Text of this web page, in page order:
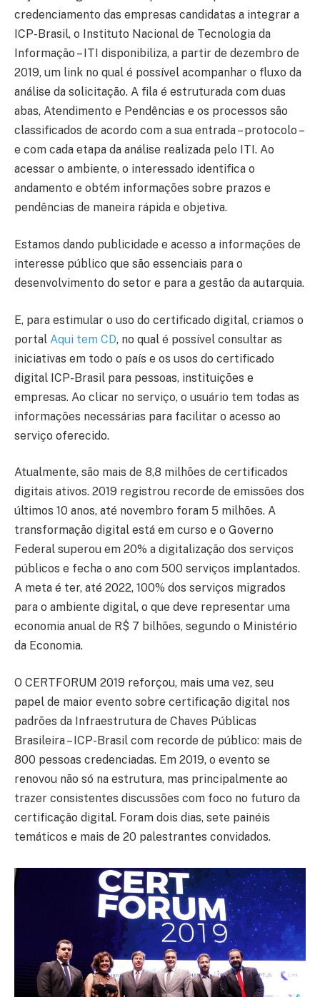
credenciamento das empresas candidatas a integrar a
ICP-Brasil, o Instituto Nacional de Tecnologia da
Informação – ITI disponibiliza, a partir de dezembro de
2019, um link no qual é possível acompanhar o fluxo da
análise da solicitação. A fila é estruturada com duas
abas, Atendimento e Pendências e os processos são
classificados de acordo com a sua entrada – protocolo –
e com cada etapa da análise realizada pelo ITI. Ao
acessar o ambiente, o interessado identifica o
andamento e obtém informações sobre prazos e
pendências de maneira rápida e objetiva.
Estamos dando publicidade e acesso a informações de
interesse público que são essenciais para o
desenvolvimento do setor e para a gestão da autarquia.
E, para estimular o uso do certificado digital, criamos o
portal Aqui tem CD, no qual é possível consultar as
iniciativas em todo o país e os usos do certificado
digital ICP-Brasil para pessoas, instituições e
empresas. Ao clicar no serviço, o usuário tem todas as
informações necessárias para facilitar o acesso ao
serviço oferecido.
Atualmente, são mais de 8,8 milhões de certificados
digitais ativos. 2019 registrou recorde de emissões dos
últimos 10 anos, até novembro foram 5 milhões. A
transformação digital está em curso e o Governo
Federal superou em 20% a digitalização dos serviços
públicos e fecha o ano com 500 serviços implantados.
A meta é ter, até 2022, 100% dos serviços migrados
para o ambiente digital, o que deve representar uma
economia anual de R$ 7 bilhões, segundo o Ministério
da Economia.
O CERTFORUM 2019 reforçou, mais uma vez, seu
papel de maior evento sobre certificação digital nos
padrões da Infraestrutura de Chaves Públicas
Brasileira – ICP-Brasil com recorde de público: mais de
800 pessoas credenciadas. Em 2019, o evento se
renovou não só na estrutura, mas principalmente ao
trazer consistentes discussões com foco no futuro da
certificação digital. Foram dois dias, sete painéis
temáticos e mais de 20 palestrantes convidados.